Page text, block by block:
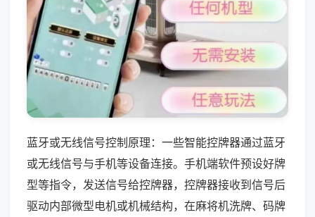
蓝牙或无线信号控制原理：一些智能控牌器通过蓝牙
或无线信号与手机等设备连接。手机端软件预设好牌
型等指令，发送信号给控牌器，控牌器接收到信号后
驱动内部微型电机或机械结构，在麻将机洗牌、码牌